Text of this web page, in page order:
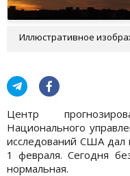
Иллюстративное
Центр
Национального
исследований США дал
1 февраля. Сегодня
нормальная.